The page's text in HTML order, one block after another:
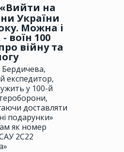
«Вийти на
України
Можна і
воїн 100
війну та
Бердичева,
експедитор,
у 100-й
доставляти
подарунки»
як номер
2С22